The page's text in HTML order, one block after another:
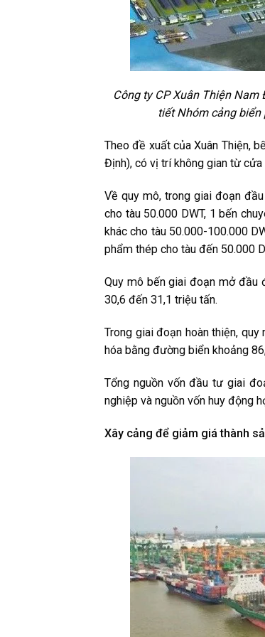
Công ty CP Xuân Thiện
tiết Nhóm cảng
Theo đề xuất của Xuân Thiện,
Định), có vị trí không gian từ
Về quy mô, trong giai đoạn
cho tàu 50.000 DWT, 1 bến
khác cho tàu 50.000-100.000
phẩm thép cho tàu đến 50.000
Quy mô bến giai đoạn mở đầu
30,6 đến 31,1 triệu tấn.
Trong giai đoạn hoàn thiện,
hóa bằng đường biển khoảng
Tổng nguồn vốn đầu tư giai
nghiệp và nguồn vốn huy động
Xây cảng để giảm giá thành